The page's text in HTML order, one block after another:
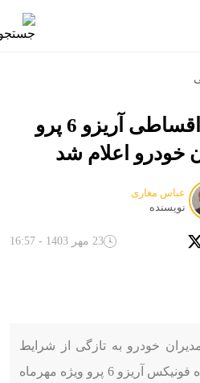
شرایط فروش اقساطی آریزو 6 پرو
خودرو اعلام شد
عباس مغاری
نویسنده
23 مهر 1403 - 16:57
خودرو به تازگی از شرایط
فروش اقساطی فوق العاده فونیکس آریزو 6 پرو ویژه مهرماه